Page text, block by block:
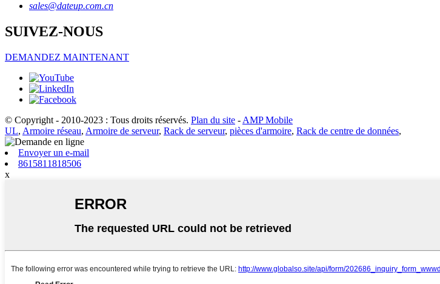
sales@dateup.com.cn
SUIVEZ-NOUS
DEMANDEZ MAINTENANT
© Copyright - 2010-2023 : Tous droits réservés. Plan du site - AMP Mobile
UL, Armoire réseau, Armoire de serveur, Rack de serveur, pièces d'armoire, Rack de centre de données,
Envoyer un e-mail
8615811818506
x